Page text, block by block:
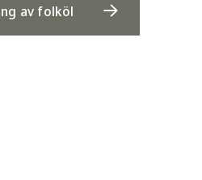
av folköl